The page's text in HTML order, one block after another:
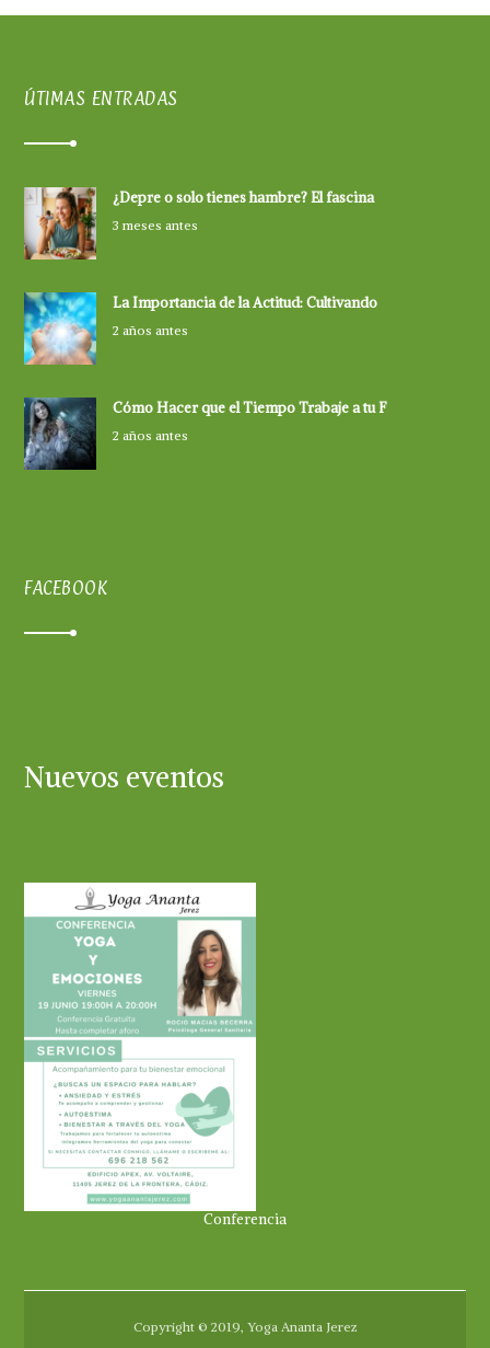
ÚTIMAS ENTRADAS
¿Depre o solo tienes hambre? El fascina
3 meses antes
La Importancia de la Actitud: Cultivando
2 años antes
Cómo Hacer que el Tiempo Trabaje a tu F
2 años antes
FACEBOOK
Nuevos eventos
Conferencia
Copyright © 2019, Yoga Ananta Jerez